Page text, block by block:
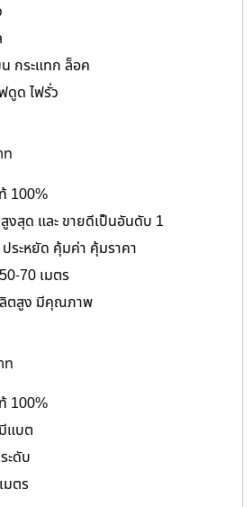
กระแทก ล็อค
ดูด ไฟรั่ว
ท
100%
งสุด และ ขายดีเป็นอันดับ 1
ระหยัด คุ้มค่า คุ้มราคา
70 เมตร
ตสูง มีคุณภาพ
ท
100%
แบต
ะดับ
มตร